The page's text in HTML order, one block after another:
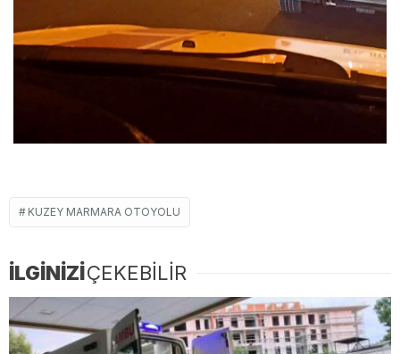
KUZEY MARMARA OTOYOLU
İLGİNİZİÇEKEBİLİR